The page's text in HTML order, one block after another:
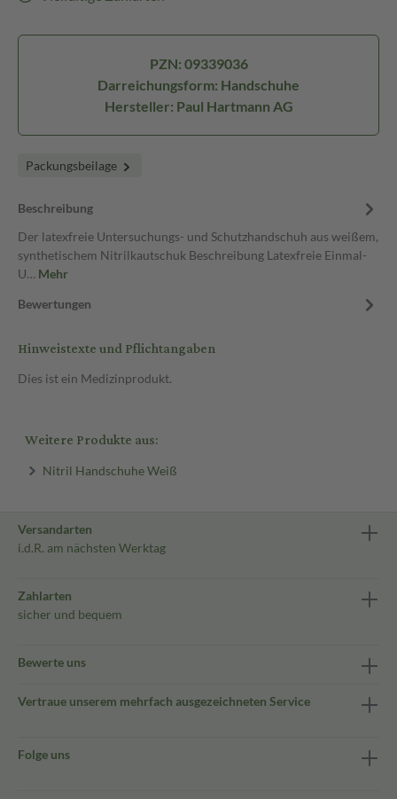
PZN: 09339036
Darreichungsform: Handschuhe
Hersteller: Paul Hartmann AG
Packungsbeilage
Beschreibung
Der latexfreie Untersuchungs- und Schutzhandschuh aus weißem,
synthetischem Nitrilkautschuk Beschreibung Latexfreie Einmal-
U… Mehr
Bewertungen
Hinweistexte und Pflichtangaben
Dies ist ein Medizinprodukt.
Weitere Produkte aus:
Nitril Handschuhe Weiß
Versandarten
i.d.R. am nächsten Werktag
Zahlarten
sicher und bequem
Bewerte uns
Vertraue unserem mehrfach ausgezeichneten Service
Folge uns